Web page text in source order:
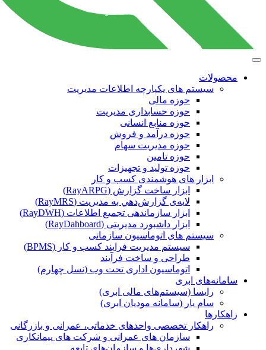
محصولات
سیستم های یکپارچه اطلاعات مدیریت
حوزه مالی
حوزه حسابداری مدیریت
حوزه منابع انسانی
حوزه درآمد و فروش
حوزه مدیریت سهام
حوزه تامین
حوزه تولید و تجهیزات
ابزار های هوشمندی کسب و کار
ابزار ساخت گزارش (RayARPG)
لایه‌ی گزارش‌دهي به مديريت (RayMRS)
ابزار سازماندهی تجمیع اطلاعات (RayDWH)
ابزار داشبورد مدیریتی (RayDahboard)
سیستم های اتوماسیون سازمانی
سیستم مدیریت فرایند کسب و کار (BPMS)
طراحی و ساخت فرآیند
اتوماسیون اداری تحت وب (نسل چهارم)
سامانه‌های ابری
رایسا (سیستم‌های مالی ابری)
سام یار (سامانه مودیان ابری)
راهکارها
راهکار تخصصی واحدهای خدماتی، عمرانی و بازرگانی
سازمان های عمرانی و شرکت های پیمانکاری
شهرداری‌ها و سازمان‌های تابعه